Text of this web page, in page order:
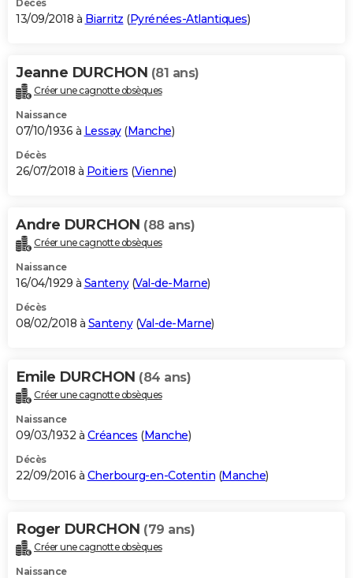
Décès
13/09/2018 à Biarritz (Pyrénées-Atlantiques)
Jeanne DURCHON (81 ans)
Créer une cagnotte obsèques
Naissance
07/10/1936 à Lessay(Manche)
Décès
26/07/2018 à Poitiers (Vienne)
Andre DURCHON (88 ans)
Créer une cagnotte obsèques
Naissance
16/04/1929 à Santeny(Val-de-Marne)
Décès
08/02/2018 à Santeny(Val-de-Marne)
Emile DURCHON (84 ans)
Créer une cagnotte obsèques
Naissance
09/03/1932 à Créances (Manche)
Décès
22/09/2016 à Cherbourg-en-Cotentin (Manche)
Roger DURCHON (79 ans)
Créer une cagnotte obsèques
Naissance